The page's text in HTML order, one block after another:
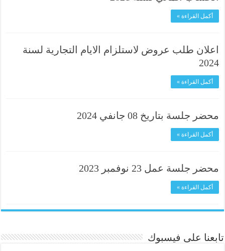
أكمل القراءة »
اعلان طلب عروض لاستلزام الايام التجارية لسنة
2024
أكمل القراءة »
محضر جلسة بتاريخ 08 جانفي 2024
أكمل القراءة »
محضر جلسة عمل 23 نوفمبر 2023
أكمل القراءة »
تابعنا على فيسبوك